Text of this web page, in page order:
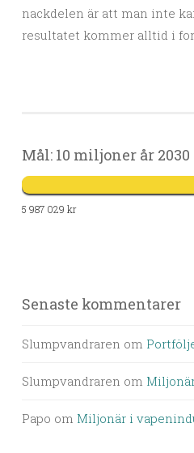
nackdelen är att man inte
resultatet kommer alltid i
Mål: 10 miljoner år 2030
5 987 029 kr
Senaste kommentarer
Slumpvandraren om
Slumpvandraren om
Papo om Miljonär i